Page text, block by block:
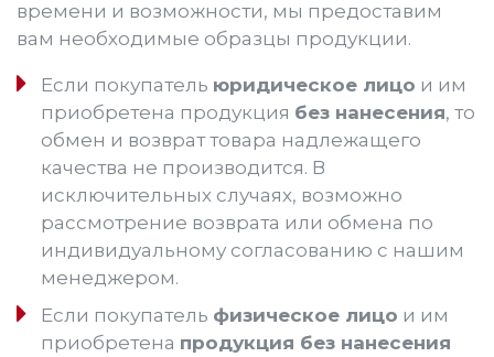
времени и возможности, мы предоставим
вам необходимые образцы продукции.
Если покупатель юридическое лицо и им
приобретена продукция без нанесения, то
обмен и возврат товара надлежащего
качества не производится. В
исключительных случаях, возможно
рассмотрение возврата или обмена по
индивидуальному согласованию с нашим
менеджером.
Если покупатель физическое лицо и им
приобретена продукция без нанесения